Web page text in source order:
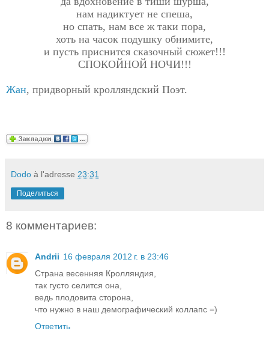
нам надиктует не спеша,
но спать, нам все ж таки пора,
хоть на часок подушку обнимите,
и пусть приснится сказочный сюжет!!!
СПОКОЙНОЙ НОЧИ!!!
Жан, придворный кролляндский Поэт.
Dodo à l'adresse 23:31
Поделиться
8 комментариев:
Andrii 16 февраля 2012 г. в 23:46
Страна весенняя Кролляндия,
так густо селится она,
ведь плодовита сторона,
что нужно в наш демографический коллапс =)
Ответить